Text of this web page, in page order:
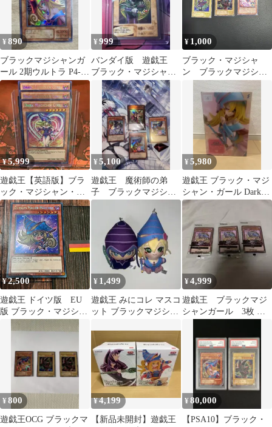
¥890
ブラックマジシャンガ
ール 2期ウルトラ P4-01
遊戯王
¥999
バンダイ版 遊戯王
ブラック・マジシャ
ン ①
¥ 1,000
ブラック・マジシャ
ン ブラックマジシャ
¥5,999
遊戯王【英語版】ブラ
ック・マジシャン・ガ
ール MVP1 シク 3枚セ
ット❗️
¥5,100
遊戯王 魔術師の弟
子 ブラックマジシャ
ンガール レリーフ
¥5,980
遊戯王 ブラック・マジ
シャン・ガール Dark
MagicianGirl 未開封
¥2,500
遊戯王 ドイツ版 EU
版 ブラック・マジシャ
ン・ガール シークレッ
¥ 1,499
遊戯王 みにコレ マスコ
ット ブラックマジシャ
¥4,999
遊戯王 ブラックマジ
シャンガール 3枚 セ
¥800
遊戯王OCG ブラックマ
¥4,199
【新品未開封】遊戯王
¥80,000
【PSA10】ブラック・